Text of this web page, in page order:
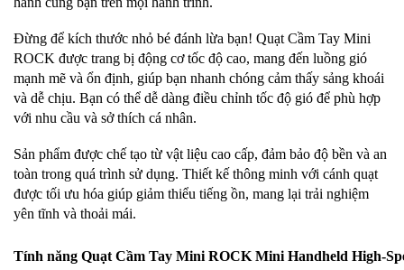
Đừng để kích thước nhỏ bé đánh lừa bạn! Quạt Cầm Tay Mini
ROCK được trang bị động cơ tốc độ cao, mang đến luồng gió
mạnh mẽ và ổn định, giúp bạn nhanh chóng cảm thấy sảng khoái
và dễ chịu. Bạn có thể dễ dàng điều chỉnh tốc độ gió để phù hợp
với nhu cầu và sở thích cá nhân.
Sản phẩm được chế tạo từ vật liệu cao cấp, đảm bảo độ bền và an
toàn trong quá trình sử dụng. Thiết kế thông minh với cánh quạt
được tối ưu hóa giúp giảm thiểu tiếng ồn, mang lại trải nghiệm
yên tĩnh và thoải mái.
Tính năng Quạt Cầm Tay Mini ROCK Mini Handheld High-